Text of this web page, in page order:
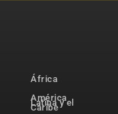
África
América
Latina y el
Caribe